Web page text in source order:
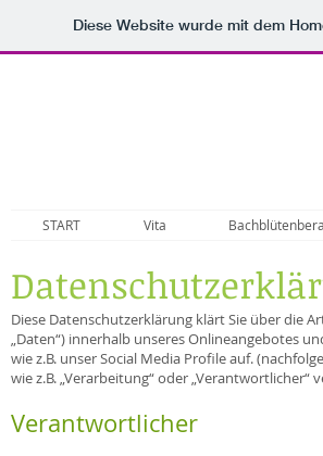
Diese Website wurde mit dem
START Vita
Diese Datenschutzerklärung klärt Sie über die
„Daten“) innerhalb unseres Onlineangebotes
wie z.B. unser Social Media Profile auf.
wie z.B. „Verarbeitung“ oder
Verantwortlicher